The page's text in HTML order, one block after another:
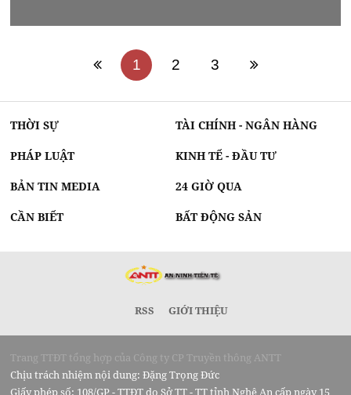
1 2 3
THỜI SỰ TÀI CHÍNH - NGÂN HÀNG
PHÁP LUẬT KINH TẾ - ĐẦU TƯ
BẢN TIN MEDIA 24 GIỜ QUA
CẦN BIẾT BẤT ĐỘNG SẢN
RSS GIỚI THIỆU
Trang TTĐT tổng hợp của Công ty CP Truyền thông ANTT
Chịu trách nhiệm nội dung: Đặng Trọng Đức
Giấy phép số: 108/GP - TTĐT do Sở TT - TT tỉnh Nghệ An cấp ngày 15